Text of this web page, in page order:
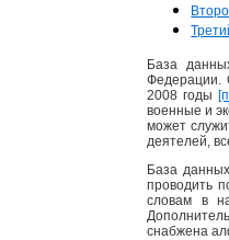
База
Федерации.
2008 годы
военные и
может
деятелей,
База
проводить
словам в
снабжена